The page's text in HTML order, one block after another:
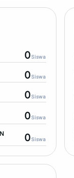
0Siswa
0Siswa
0Siswa
0Siswa
0Siswa